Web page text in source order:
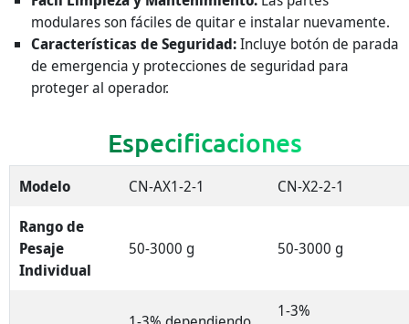
modulares son fáciles de quitar e instalar nuevamente.
Características de Seguridad:Incluye botón de parada
de emergencia y protecciones de seguridad para
proteger al operador.
Especificaciones
Modelo CN-AX1-2-1
CN-X2-2-1
Rango de
Pesaje
Individual
50-3000 g 50-3000 g
1-3%